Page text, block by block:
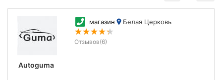
Autoguma
магазин Белая Церковь
Отзывов(6)